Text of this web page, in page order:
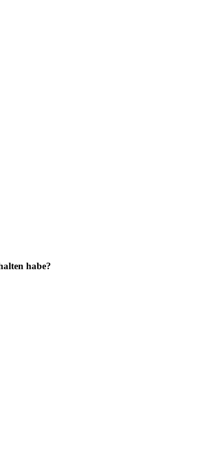
habe?